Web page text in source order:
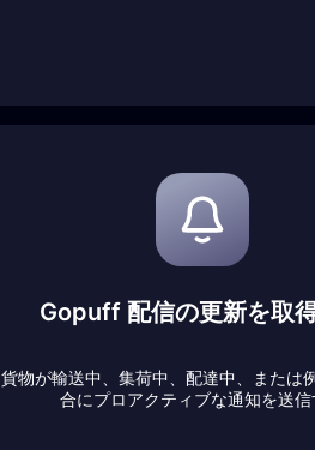
Gopuff 配信の更新を取
貨物が輸送中、集荷中、配達中、または
合にプロアクティブな通知を送信